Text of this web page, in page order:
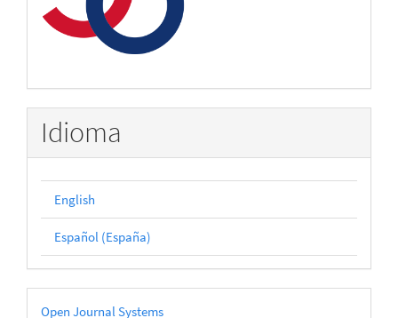
Idioma
English
Español (España)
Desarrollado
Open Journal Systems